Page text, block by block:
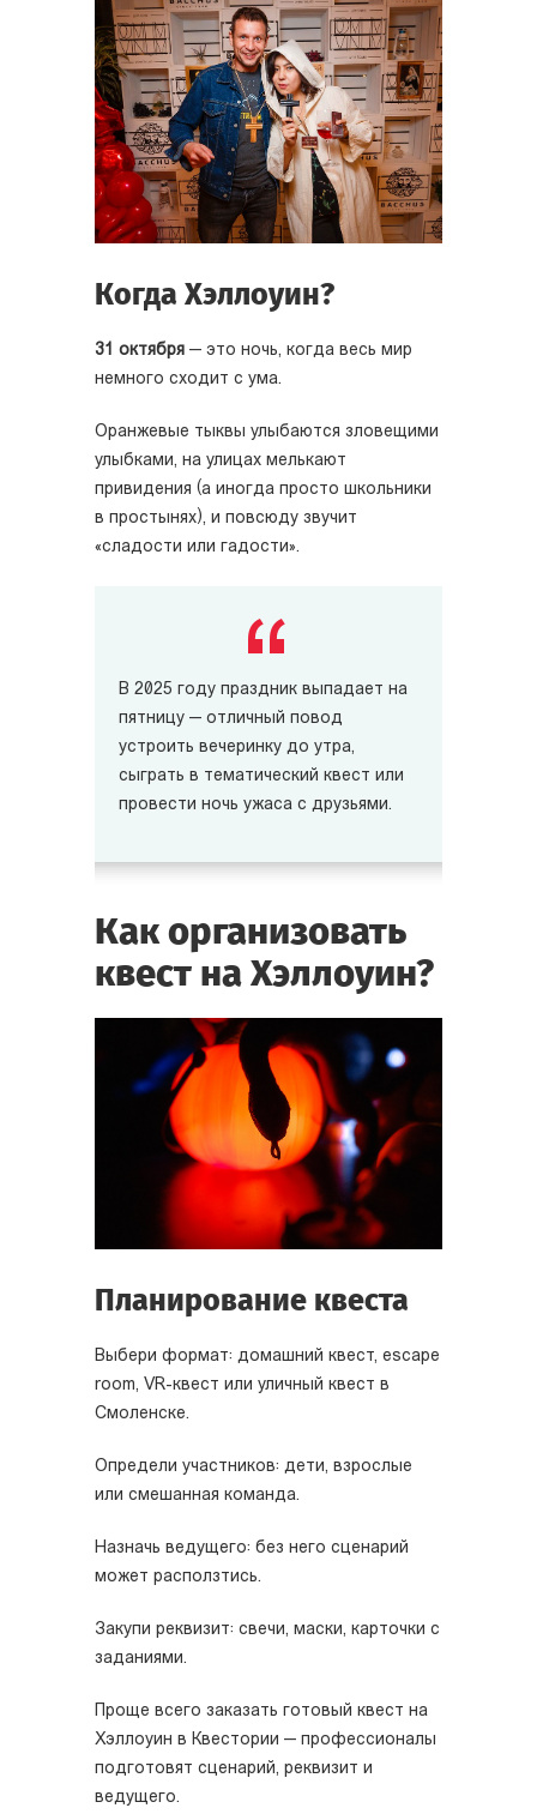
Когда Хэллоуин?
31 октября — это ночь, когда весь мир
немного сходит с ума.
Оранжевые тыквы улыбаются зловещими
улыбками, на улицах мелькают
привидения (а иногда просто школьники
в простынях), и повсюду звучит
«сладости или гадости».
В 2025 году праздник выпадает на
пятницу — отличный повод
устроить вечеринку до утра,
сыграть в тематический квест или
провести ночь ужаса с друзьями.
Как организовать
квест на Хэллоуин?
Планирование квеста
Выбери формат: домашний квест, escape
room, VR-квест или уличный квест в
Смоленске.
Определи участников: дети, взрослые
или смешанная команда.
Назначь ведущего: без него сценарий
может расползтись.
Закупи реквизит: свечи, маски, карточки с
заданиями.
Проще всего заказать готовый квест на
Хэллоуин в Квестории — профессионалы
подготовят сценарий, реквизит и
ведущего.